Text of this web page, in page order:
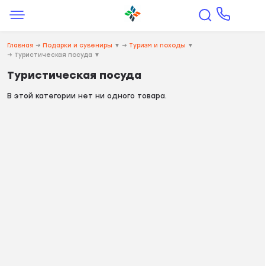
Главная → Подарки и сувениры ▼ → Туризм и походы ▼
→ Туристическая посуда ▼
Туристическая посуда
В этой категории нет ни одного товара.